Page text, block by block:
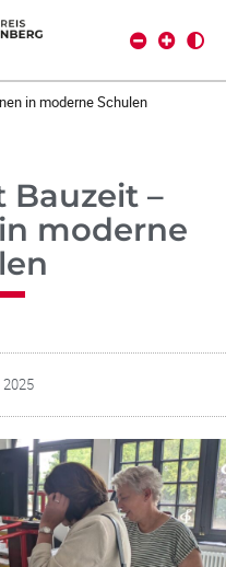
in moderne Schulen
Bauzeit –
moderne